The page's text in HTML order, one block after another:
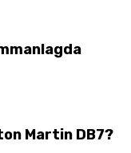
Martin DB7?